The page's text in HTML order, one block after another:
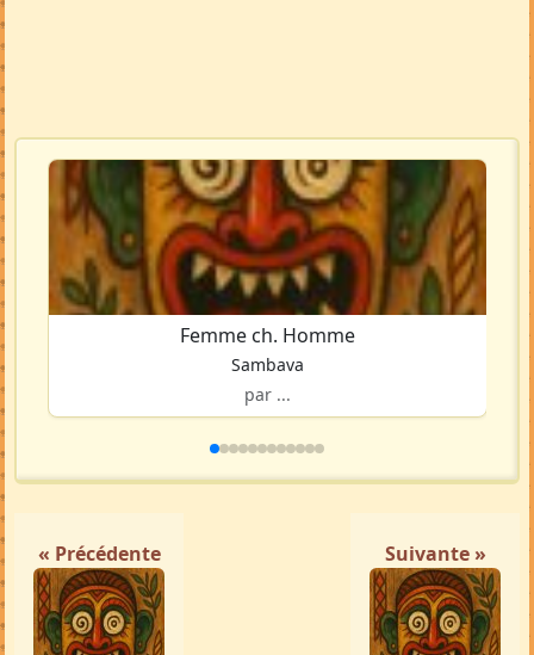
Femme ch. Homme
Sambava
par ...
« Précédente Suivante »